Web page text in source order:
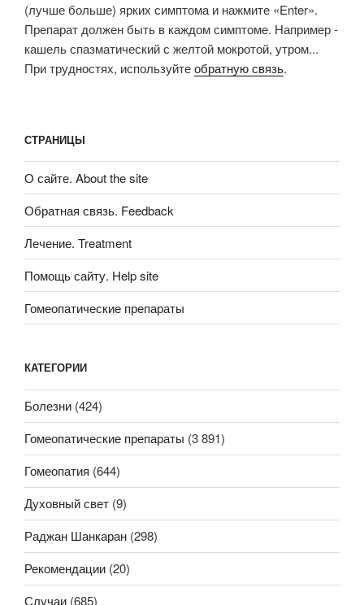
(лучше больше) ярких симптома и нажмите «Enter».
Препарат должен быть в каждом симптоме. Например -
кашель спазматический с желтой мокротой, утром...
При трудностях, используйтеобратную связь.
СТРАНИЦЫ
О сайте. About the site
Обратная связь. Feedback
Лечение. Treatment
Помощь сайту. Help site
Гомеопатические препараты
КАТЕГОРИИ
Болезни (424)
Гомеопатические препараты (3 891)
Гомеопатия (644)
Духовный свет (9)
Раджан Шанкаран (298)
Рекомендации (20)
Случаи (685)